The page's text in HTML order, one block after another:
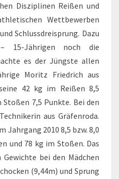
Disziplinen Reißen und
Wettbewerben
Schlussdreisprung. Dazu
15-Jährigen noch die
es der Jüngste allen
Moritz Friedrich aus
42 kg im Reißen 8,5
7,5 Punkte. Bei den
aus Gräfenroda.
Jahrgang 2010 8,5 bzw. 8,0
und 78 kg im Stoßen. Das
bei den Mädchen
(9,44m) und Sprung